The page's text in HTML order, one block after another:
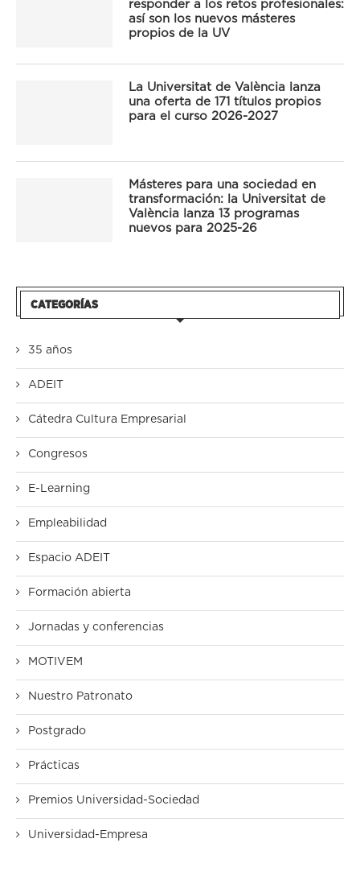
responder a los retos profesionales:
así son los nuevos másteres
propios de la UV
La Universitat de València lanza
una oferta de 171 títulos propios
para el curso 2026-2027
Másteres para una sociedad en
transformación: la Universitat de
València lanza 13 programas
nuevos para 2025-26
CATEGORÍAS
35 años
ADEIT
Cátedra Cultura Empresarial
Congresos
E-Learning
Empleabilidad
Espacio ADEIT
Formación abierta
Jornadas y conferencias
MOTIVEM
Nuestro Patronato
Postgrado
Prácticas
Premios Universidad-Sociedad
Universidad-Empresa